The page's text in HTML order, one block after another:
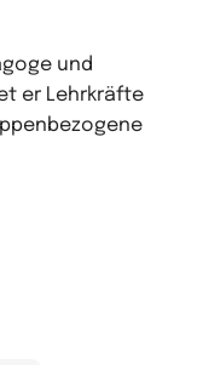
und
er Lehrkräfte